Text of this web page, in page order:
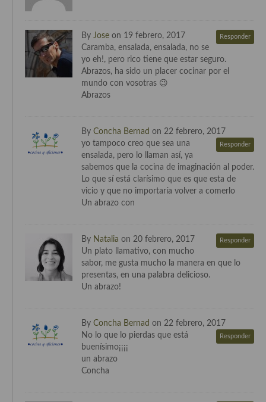
Cocina Sueca
Cocina Suiza
Cocina Turca
By Jose on 19 febrero, 2017 Responder
Caramba, ensalada, ensalada, no se
yo eh!, pero rico tiene que estar seguro.
Abrazos, ha sido un placer cocinar por el
mundo con vosotras 😉
Abrazos
By Concha Bernad on 22 febrero, 2017
Responder
yo tampoco creo que sea una
ensalada, pero lo llaman así, ya
sabemos que la cocina de imaginación al poder.
Lo que sí está clarísimo que es que esta de
vicio y que no importaría volver a comerlo
Un abrazo con
By Natalia on 20 febrero, 2017 Responder
Un plato llamativo, con mucho
sabor, me gusta mucho la manera en que lo
presentas, en una palabra delicioso.
Un abrazo!
By Concha Bernad on 22 febrero, 2017
Responder
No lo que lo pierdas que está
buenísimo¡¡¡¡
un abrazo
Concha